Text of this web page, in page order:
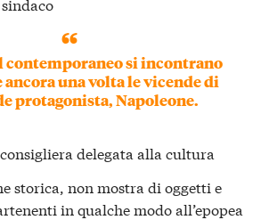
contemporaneo si incontrano
una volta le vicende di
protagonista, Napoleone.
delegata alla cultura
storica, non mostra di oggetti e
in qualche modo all’epopea